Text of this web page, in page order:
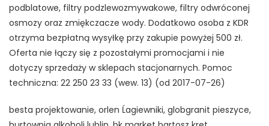
podblatowe, filtry podzlewozmywakowe, filtry odwróconej
osmozy oraz zmiękczacze wody. Dodatkowo osoba z KDR
otrzyma bezpłatną wysyłkę przy zakupie powyżej 500 zł.
Oferta nie łączy się z pozostałymi promocjami i nie
dotyczy sprzedaży w sklepach stacjonarnych. Pomoc
techniczna: 22 250 23 33 (wew. 13) (od 2017-07-26)
besta projektowanie, orlen Ĺagiewniki, globgranit pieszyce,